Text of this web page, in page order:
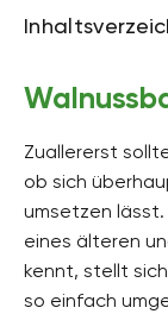
Zuallererst
ob sich
umsetzen
eines älteren
kennt, stellt
so einfach